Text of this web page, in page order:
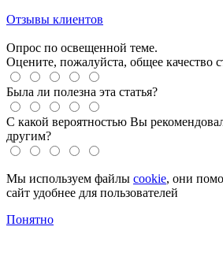
Отзывы клиентов
Опрос по освещенной теме.
Оцените, пожалуйста, общее качество
Была ли полезна эта статья?
С какой вероятностью Вы
другим?
Мы используем файлы cookie, они
сайт удобнее для пользователей
Понятно